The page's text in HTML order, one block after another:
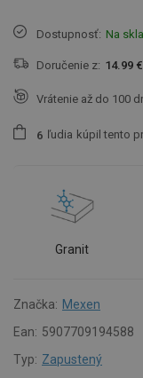
Dostupnosť: Na
Doručenie z: 14.99 €
Vrátenie až do 100
6 ľudia kúpil tento
Granit
Značka: Mexen
Ean: 5907709194588
Typ: Zapustený